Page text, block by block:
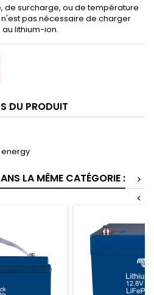
de surcharge, ou de température
pas nécessaire de charger
lithium-ion.
DU PRODUIT
LA MÊME CATÉGORIE :
>
<